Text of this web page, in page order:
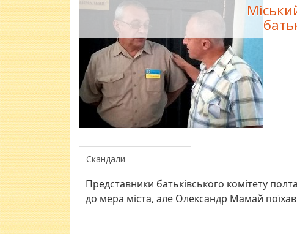
Скандали
Представники батьківського комітету
до мера міста, але Олександр Мамай